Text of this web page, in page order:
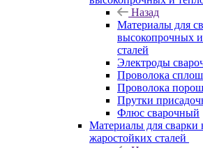
Назад
Материалы для
высокопрочных
сталей
Электроды
Проволока
Проволока
Прутки
Флюс сварочный
Материалы для
жаростойких сталей